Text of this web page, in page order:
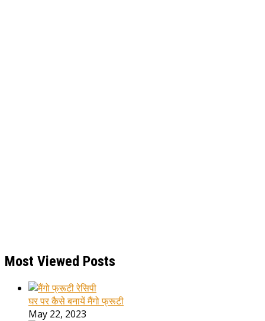
Most Viewed Posts
घर पर कैसे बनायें मैंगो फ्रूटी
May 22, 2023